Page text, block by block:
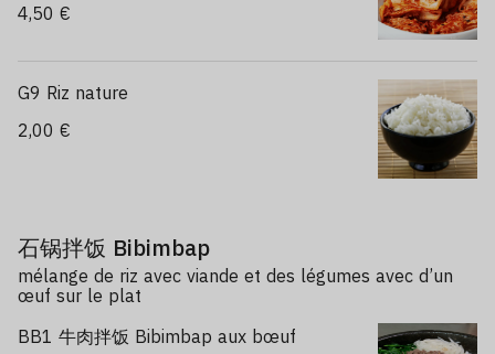
4,50 €
G9 Riz nature
2,00 €
石锅拌饭 Bibimbap
mélange de riz avec viande et des légumes avec d’un
œuf sur le plat
BB1 牛肉拌饭 Bibimbap aux bœuf